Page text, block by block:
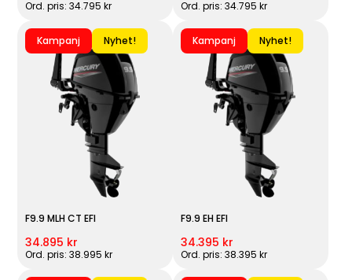
Ord. pris: 34.795 kr Ord. pris: 34.795 kr
Kampanj Nyhet!
F9.9 MLH CT EFI
34.895 kr
Ord. pris: 38.995 kr
Kampanj Nyhet!
F9.9 EH EFI
34.395 kr
Ord. pris: 38.395 kr